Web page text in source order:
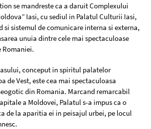
se mandreste ca a daruit Complexului
Iasi, cu sediul in Palatul Culturii Iasi,
si sistemul de comunicare interna si externa,
unuia dintre cele mai spectaculoase
conceput in spiritul palatelor
de Vest, este cea mai spectaculoasa
din Romania. Marcand remarcabil
a Moldovei, Palatul s-a impus ca o
de la aparitia ei in peisajul urbei, pe locul